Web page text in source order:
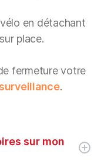
en détachant
place.
fermeture votre
.
sur mon